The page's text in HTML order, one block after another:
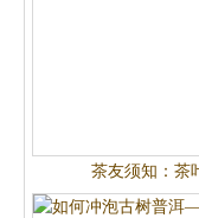
茶友须知：茶